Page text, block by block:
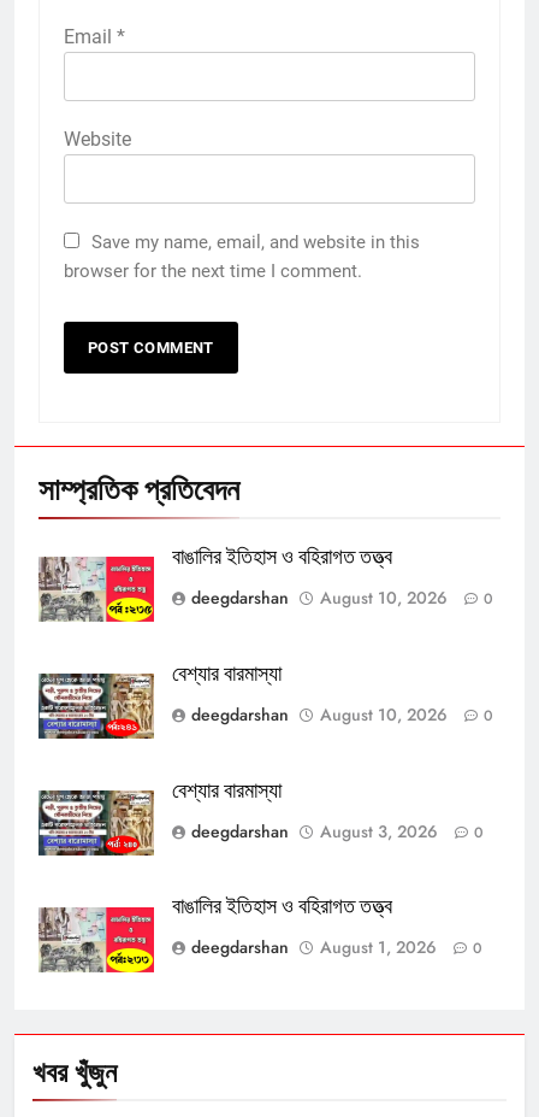
Email *
Website
Save my name, email, and website in this
browser for the next time I comment.
সাম্প্রতিক প্রতিবেদন
বাঙালির ইতিহাস ও বহিরাগত তত্ত্ব
deegdarshan
August 10, 2026 0
বেশ্যার বারমাস্যা
deegdarshan
August 10, 2026 0
বেশ্যার বারমাস্যা
deegdarshan
August 3, 2026 0
বাঙালির ইতিহাস ও বহিরাগত তত্ত্ব
deegdarshan
August 1, 2026 0
খবর খুঁজুন